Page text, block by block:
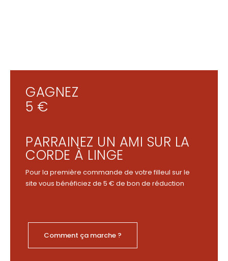
GAGNEZ
5 €
PARRAINEZ UN AMI SUR LA
CORDE À LINGE
Pour la première commande de votre filleul sur le
site vous bénéficiez de 5 € de bon de réduction
Comment ça marche ?